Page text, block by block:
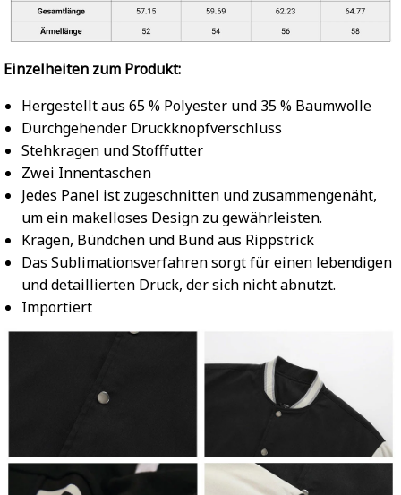
Einzelheiten zum Produkt:
Hergestellt aus 65 % Polyester und 35 % Baumwolle
Durchgehender Druckknopfverschluss
Stehkragen und Stofffutter
Zwei Innentaschen
Jedes Panel ist zugeschnitten und zusammengenäht,
um ein makelloses Design zu gewährleisten.
Kragen, Bündchen und Bund aus Rippstrick
Das Sublimationsverfahren sorgt für einen lebendigen
und detaillierten Druck, der sich nicht abnutzt.
Importiert